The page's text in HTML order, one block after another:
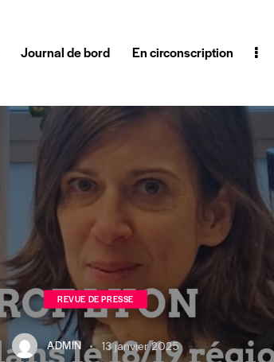
Journal de bord En circonscription
REVUE DE PRESSE
ADMIN 13 janvier 2025